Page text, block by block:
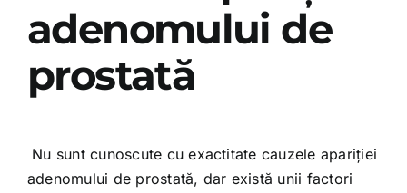
adenomului de
prostată
Nu sunt cunoscute cu exactitate cauzele apariției
adenomului de prostată, dar există unii factori